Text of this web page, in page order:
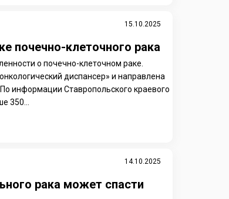
15.10.2025
почечно-клеточного рака
о почечно-клеточном раке.
диспансер» и направлена
информации Ставропольского краевого
350...
14.10.2025
рака может спасти